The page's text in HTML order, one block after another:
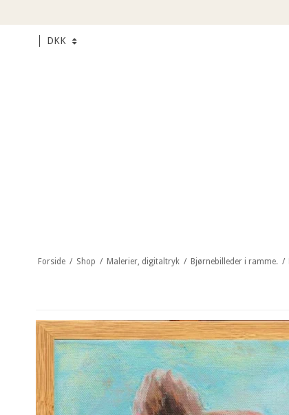
DKK
Forside / Shop / Malerier, digitaltryk / Bjørnebilleder i ramme. /